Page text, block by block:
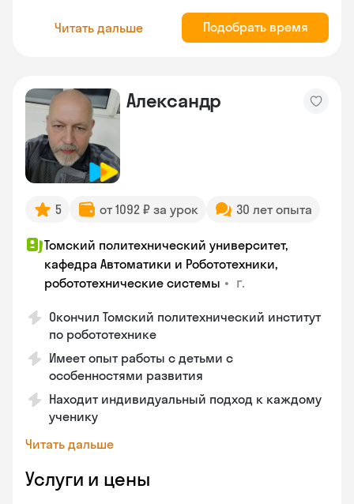
Читать дальше Подобрать время
Александр
5 от 1092 ₽ за урок 30 лет опыта
Томский политехнический университет,
кафедра Автоматики и Робототехники,
робототехнические системы • г.
Окончил Томский политехнический институт
по робототехнике
Имеет опыт работы с детьми с
особенностями развития
Находит индивидуальный подход к каждому
ученику
Читать дальше
Услуги и цены